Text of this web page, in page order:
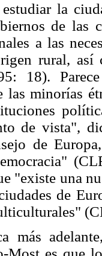
la
de las
a las
rural,
18).
las minorías
de vista",
de
"existe una
de
más